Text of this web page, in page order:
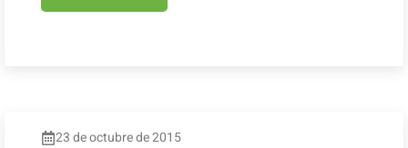
23 de octubre de 2015